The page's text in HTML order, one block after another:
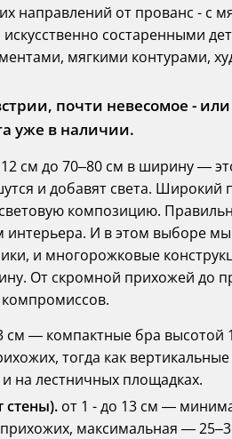
направлений от прованс - с
состаренными
мягкими контурами,
почти невесомое -
уже в наличии.
см до 70–80 см в ширину —
и добавят света.
композицию.
интерьера. И в этом выборе
и многорожковые
От скромной прихожей до
см — компактные бра высотой
тогда как
и на лестничных площадках.
стены). от 1 - до 13 см —
максимальная —